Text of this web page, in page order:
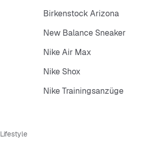
Birkenstock Arizona
New Balance Sneaker
Nike Air Max
Nike Shox
Nike Trainingsanzüge
Lifestyle